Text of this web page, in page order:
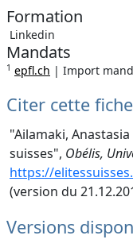
Formation
Linkedin
Mandats
1 epfl.ch | Import
Citer cette fiche
"Ailamaki,
suisses", Obélis,
https://
(version du
Versions